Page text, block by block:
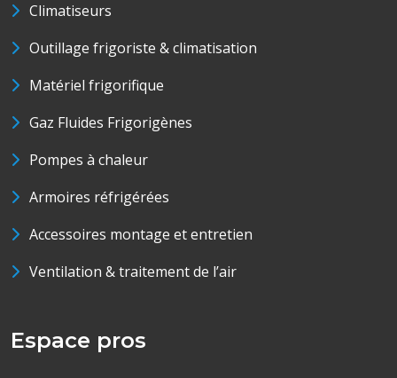
Climatiseurs
Outillage frigoriste & climatisation
Matériel frigorifique
Gaz Fluides Frigorigènes
Pompes à chaleur
Armoires réfrigérées
Accessoires montage et entretien
Ventilation & traitement de l’air
Espace pros